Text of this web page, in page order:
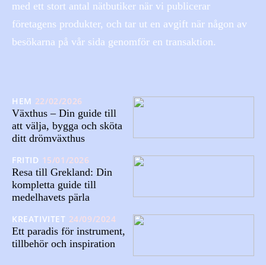
med ett stort antal nätbutiker när vi publicerar
företagens produkter, och tar ut en avgift när någon av
besökarna på vår sida genomför en transaktion.
HEM 22/02/2026
Växthus – Din guide till
att välja, bygga och sköta
ditt drömväxthus
FRITID 15/01/2026
Resa till Grekland: Din
kompletta guide till
medelhavets pärla
KREATIVITET 24/09/2024
Ett paradis för instrument,
tillbehör och inspiration